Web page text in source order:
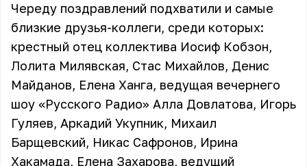
Череду поздравлений подхватили и самые
близкие друзья-коллеги, среди которых:
крестный отец коллектива Иосиф Кобзон,
Лолита Милявская, Стас Михайлов, Денис
Майданов, Елена Ханга, ведущая вечернего
шоу «Русского Радио» Алла Довлатова, Игорь
Гуляев, Аркадий Укупник, Михаил
Барщевский, Никас Сафронов, Ирина
Хакамада, Елена Захарова, ведущий